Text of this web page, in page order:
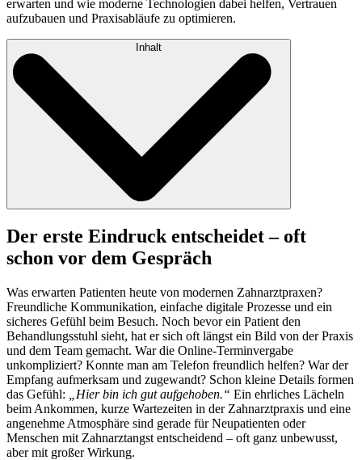
erwarten und wie moderne Technologien dabei helfen, Vertrauen
aufzubauen und Praxisabläufe zu optimieren.
Inhalt
Der erste Eindruck entscheidet – oft
schon vor dem Gespräch
Was erwarten Patienten heute von modernen Zahnarztpraxen?
Freundliche Kommunikation, einfache digitale Prozesse und ein
sicheres Gefühl beim Besuch. Noch bevor ein Patient den
Behandlungsstuhl sieht, hat er sich oft längst ein Bild von der Praxis
und dem Team gemacht. War die Online-Terminvergabe
unkompliziert? Konnte man am Telefon freundlich helfen? War der
Empfang aufmerksam und zugewandt? Schon kleine Details formen
das Gefühl:
„Hier bin ich gut aufgehoben.“ Ein ehrliches Lächeln
beim Ankommen, kurze Wartezeiten in der Zahnarztpraxis und eine
angenehme Atmosphäre sind gerade für Neupatienten oder
Menschen mit Zahnarztangst entscheidend – oft ganz unbewusst,
aber mit großer Wirkung.